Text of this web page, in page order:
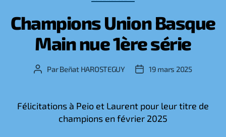
Champions Union Basque
Main nue 1ère série
Auteur
ParBeñat HAROSTEGUY
Date19 mars 2025
Félicitations à Peio et Laurent pour leur titre de
champions en février 2025